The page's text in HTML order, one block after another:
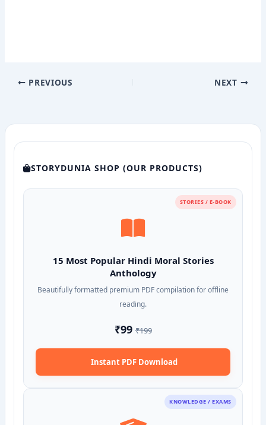
PREVIOUS NEXT
STORYDUNIA SHOP (OUR PRODUCTS)
STORIES / E-BOOK
15 Most Popular Hindi Moral Stories
Anthology
Beautifully formatted premium PDF compilation for offline
reading.
₹99₹199
Instant PDF Download
KNOWLEDGE / EXAMS